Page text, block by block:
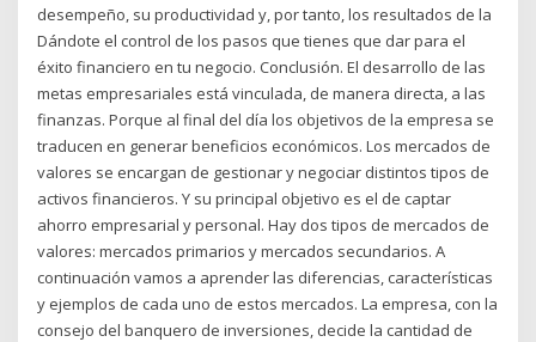
desempeño, su productividad y, por tanto, los resultados de la
Dándote el control de los pasos que tienes que dar para el
éxito financiero en tu negocio. Conclusión. El desarrollo de las
metas empresariales está vinculada, de manera directa, a las
finanzas. Porque al final del día los objetivos de la empresa se
traducen en generar beneficios económicos. Los mercados de
valores se encargan de gestionar y negociar distintos tipos de
activos financieros. Y su principal objetivo es el de captar
ahorro empresarial y personal. Hay dos tipos de mercados de
valores: mercados primarios y mercados secundarios. A
continuación vamos a aprender las diferencias, características
y ejemplos de cada uno de estos mercados. La empresa, con la
consejo del banquero de inversiones, decide la cantidad de